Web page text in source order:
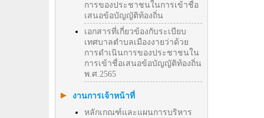
การของประชาชนในการเข้าชื่อ
เสนอข้อบัญญัติท้องถิ่น
เอกสารที่เกี่ยวข้องกับระเบียบ
เทศบาลตำบลเมืองงายว่าด้วย
การดำเนินการของประชาชนใน
การเข้าชื่อเสนอข้อบัญญัติท้องถิ่น
พ.ศ.2565
งานการเจ้าหน้าที่
หลักเกณฑ์และแผนการบริหาร